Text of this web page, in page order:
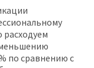
по сравнению с